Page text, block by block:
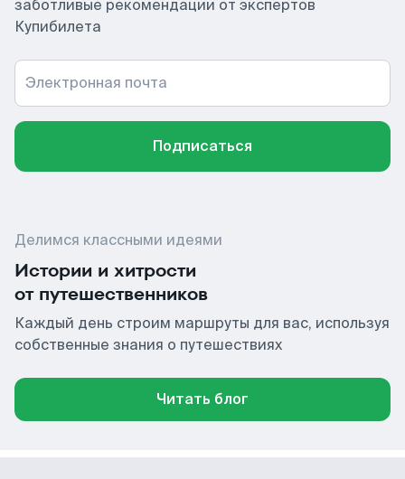
заботливые рекомендации от экспертов
Купибилета
Электронная почта
Подписаться
Делимся классными идеями
Истории и хитрости
от путешественников
Каждый день строим маршруты для вас, используя
собственные знания о путешествиях
Читать блог